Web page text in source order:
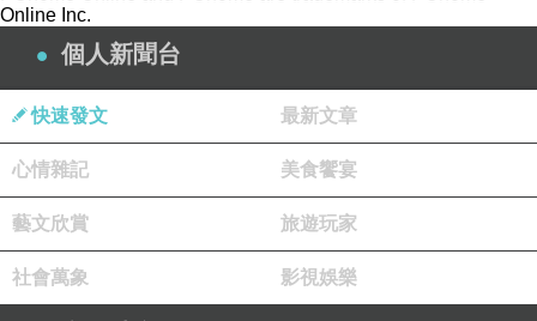
上一篇：小朱週記 20260430_反思停利是否做錯了？
下一篇： 小朱週記 20260718_韓國散戶跌大跤給我們的啟示
Online Inc.
個人新聞台
快速發文 最新文章
心情雜記 美食饗宴
藝文欣賞 旅遊玩家
社會萬象 影視娛樂